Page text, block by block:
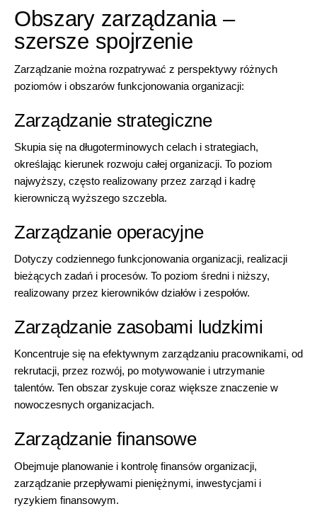
Obszary zarządzania –
szersze spojrzenie
Zarządzanie można rozpatrywać z perspektywy różnych
poziomów i obszarów funkcjonowania organizacji:
Zarządzanie strategiczne
Skupia się na długoterminowych celach i strategiach,
określając kierunek rozwoju całej organizacji. To poziom
najwyższy, często realizowany przez zarząd i kadrę
kierowniczą wyższego szczebla.
Zarządzanie operacyjne
Dotyczy codziennego funkcjonowania organizacji, realizacji
bieżących zadań i procesów. To poziom średni i niższy,
realizowany przez kierowników działów i zespołów.
Zarządzanie zasobami ludzkimi
Koncentruje się na efektywnym zarządzaniu pracownikami, od
rekrutacji, przez rozwój, po motywowanie i utrzymanie
talentów. Ten obszar zyskuje coraz większe znaczenie w
nowoczesnych organizacjach.
Zarządzanie finansowe
Obejmuje planowanie i kontrolę finansów organizacji,
zarządzanie przepływami pieniężnymi, inwestycjami i
ryzykiem finansowym.